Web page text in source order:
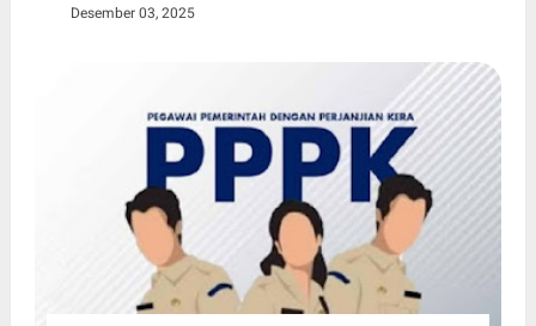
Desember 03, 2025